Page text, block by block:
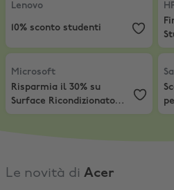
Lenovo
10% sconto studenti
Microsoft
Risparmia il 30% su
Microsoft
Risparmia il 30% su
Surface Ricondizionato
Certificato
Le novità di Acer